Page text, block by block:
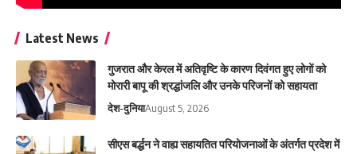
Latest News
गुजरात और केरल में अतिवृष्टि के कारण दिवंगत हुए लोगों को
मोरारी बापू की श्रद्धांजलि और उनके परिजनों को सहायता
देश-दुनियाAugust 5, 2026
सीएस बर्द्धन ने वाह्य सहायतित परियोजनाओं के अंतर्गत प्रदेश में